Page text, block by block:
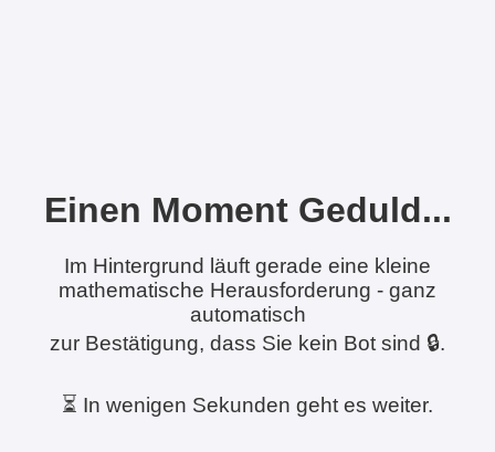
Einen Moment Geduld...
Im Hintergrund läuft gerade eine kleine
mathematische Herausforderung - ganz
automatisch
zur Bestätigung, dass Sie kein Bot sind 🔒.
⏳ In wenigen Sekunden geht es weiter.